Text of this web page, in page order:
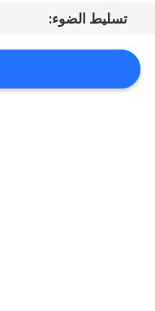
اطلب
اقتباس
تسليط الضوء: